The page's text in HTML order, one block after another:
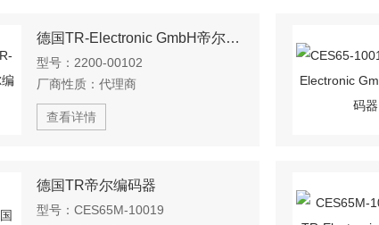
德国TR-Electronic GmbH帝尔编码器
型号： 2200-00102
厂商性质： 代理商
查看详情
德国TR帝尔编码器
型号： CES65M-10019